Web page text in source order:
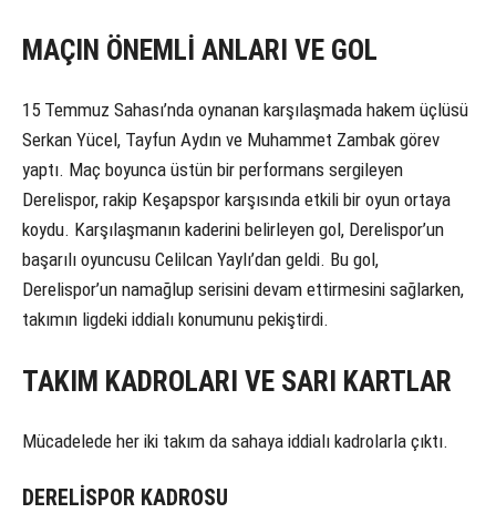
MAÇIN ÖNEMLİ ANLARI VE GOL
15 Temmuz Sahası’nda oynanan karşılaşmada hakem üçlüsü
Serkan Yücel, Tayfun Aydın ve Muhammet Zambak görev
yaptı. Maç boyunca üstün bir performans sergileyen
Derelispor, rakip Keşapspor karşısında etkili bir oyun ortaya
koydu. Karşılaşmanın kaderini belirleyen gol, Derelispor’un
başarılı oyuncusu Celilcan Yaylı’dan geldi. Bu gol,
Derelispor’un namağlup serisini devam ettirmesini sağlarken,
takımın ligdeki iddialı konumunu pekiştirdi.
TAKIM KADROLARI VE SARI KARTLAR
Mücadelede her iki takım da sahaya iddialı kadrolarla çıktı.
DERELİSPOR KADROSU